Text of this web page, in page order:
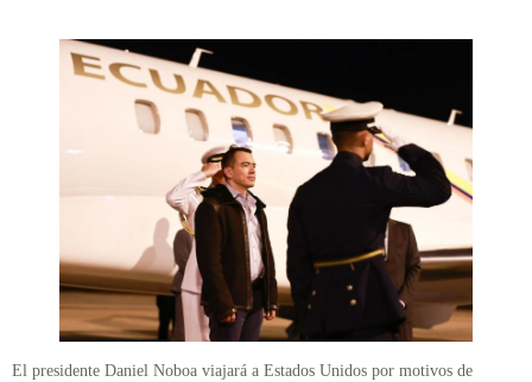
El presidente Daniel Noboa viajará a Estados Unidos por motivos de